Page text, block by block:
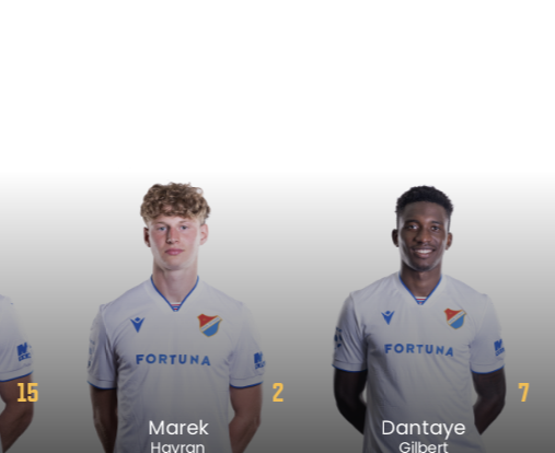
2 7
Dantaye
Gilbert
22
Vít
Škrkoň